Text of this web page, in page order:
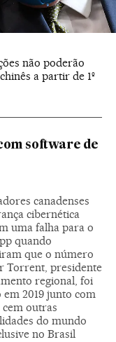
não poderão
a partir de 1º
software de
canadenses
cibernética
uma falha para o
quando
que o número
Torrent, presidente
regional, foi
em 2019 junto com
cem outras
do mundo
no Brasil